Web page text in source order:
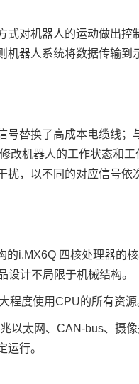
式对机器人的运动做出
器人系统将数据传输
号替换了高成本电缆线；
改机器人的工作状态和
，以不同的对应信号
的i.MX6Q 四核处理器的
设计不局限于机械结构。
程度使用CPU的所有资源
以太网、CAN-bus、摄
运行。